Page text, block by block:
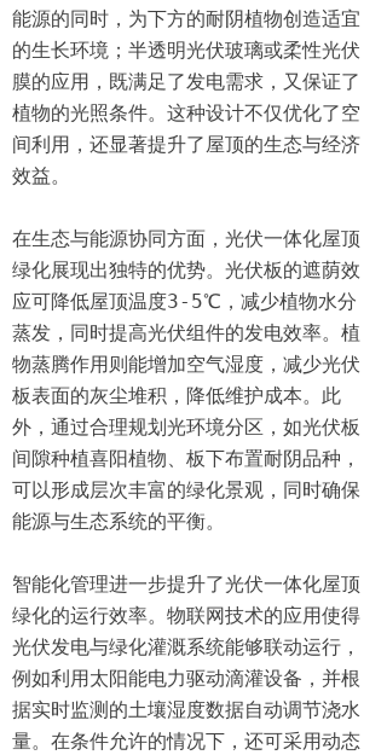
能源的同时，为下方的耐阴植物创造适宜
的生长环境；半透明光伏玻璃或柔性光伏
膜的应用，既满足了发电需求，又保证了
植物的光照条件。这种设计不仅优化了空
间利用，还显著提升了屋顶的生态与经济
效益。
在生态与能源协同方面，光伏一体化屋顶
绿化展现出独特的优势。光伏板的遮荫效
应可降低屋顶温度3-5℃，减少植物水分
蒸发，同时提高光伏组件的发电效率。植
物蒸腾作用则能增加空气湿度，减少光伏
板表面的灰尘堆积，降低维护成本。此
外，通过合理规划光环境分区，如光伏板
间隙种植喜阳植物、板下布置耐阴品种，
可以形成层次丰富的绿化景观，同时确保
能源与生态系统的平衡。
智能化管理进一步提升了光伏一体化屋顶
绿化的运行效率。物联网技术的应用使得
光伏发电与绿化灌溉系统能够联动运行，
例如利用太阳能电力驱动滴灌设备，并根
据实时监测的土壤湿度数据自动调节浇水
量。在条件允许的情况下，还可采用动态